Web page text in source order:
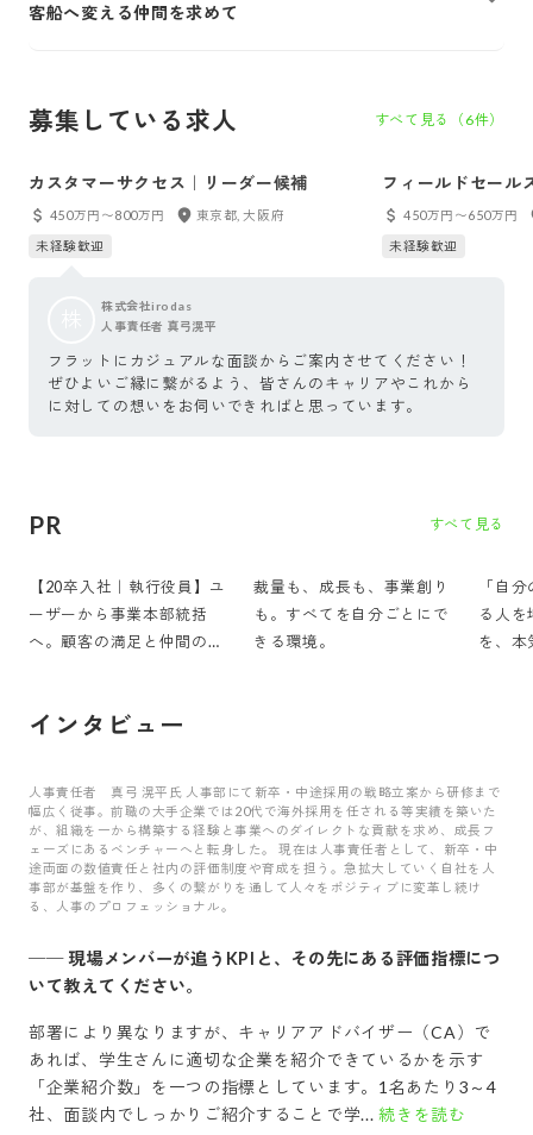
客船へ変える仲間を求めて
募集している求人 すべて見る（ 6件）
カスタマーサクセス｜リーダー候補
450万円〜800万円
東京都, 大阪府
未経験歓迎
フィールドセール
450万円〜650万円
未経験歓迎
株式会社irodas
人事責任者 真弓滉平
フラットにカジュアルな面談からご案内させてください！
ぜひよいご縁に繋がるよう、皆さんのキャリアやこれから
に対しての想いをお伺いできればと思っています。
PR すべて見る
【20卒入社｜執行役員】ユ
ーザーから事業本部統括
へ。顧客の満足と仲間の幸
裁量も、成長も、事業創り
も。すべてを自分ごとにで
きる環境。
「自
る人を
を、本
インタビュー
人事責任者 真弓 滉平氏 人事部にて新卒・中途採用の戦略立案から研修まで
幅広く従事。前職の大手企業では20代で海外採用を任される等実績を築いた
が、組織を一から構築する経験と事業へのダイレクトな貢献を求め、成長フ
ェーズにあるベンチャーへと転身した。 現在は人事責任者として、新卒・中
途両面の数値責任と社内の評価制度や育成を担う。急拡大していく自社を人
事部が基盤を作り、多くの繋がりを通して人々をポジティブに変革し続け
る、人事のプロフェッショナル。
──現場メンバーが追うKPIと、その先にある評価指標につ
いて教えてください。
部署により異なりますが、キャリアアドバイザー（CA）で
あれば、学生さんに適切な企業を紹介できているかを示す
「企業紹介数」を一つの指標としています。1名あたり3～4
社、面談内でしっかりご紹介することで学... 続きを読む